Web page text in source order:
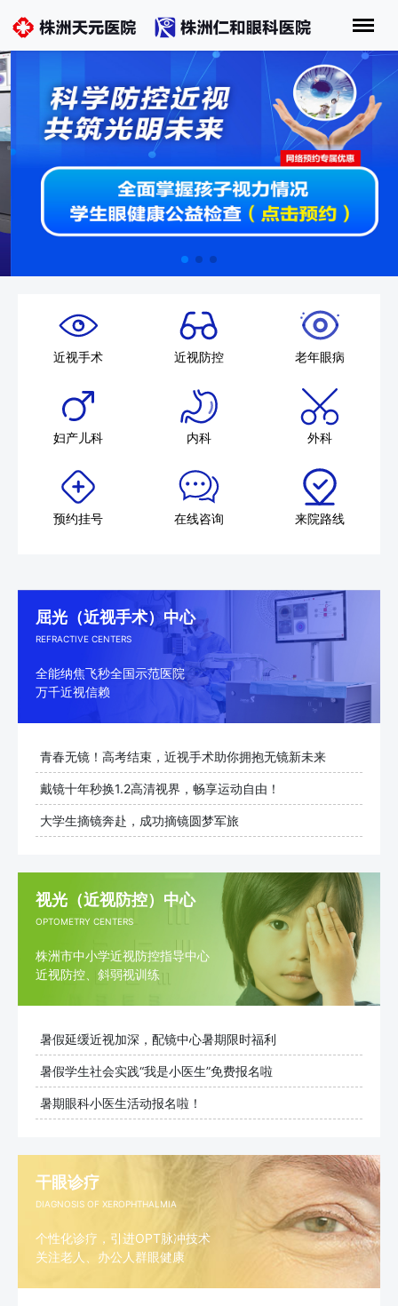
近视手术 近视防控 老年眼病
妇产儿科 内科 外科
预约挂号 在线咨询 来院路线
屈光（近视手术）中心
REFRACTIVE CENTERS
全能纳焦飞秒全国示范医院
万千近视信赖
青春无镜！高考结束，近视手术助你拥抱无镜新未来
戴镜十年秒换1.2高清视界，畅享运动自由！
大学生摘镜奔赴，成功摘镜圆梦军旅
视光（近视防控）中心
OPTOMETRY CENTERS
株洲市中小学近视防控指导中心
近视防控、斜弱视训练
暑假延缓近视加深，配镜中心暑期限时福利
暑假学生社会实践“我是小医生”免费报名啦
暑期眼科小医生活动报名啦！
干眼诊疗
DIAGNOSIS OF XEROPHTHALMIA
个性化诊疗，引进OPT脉冲技术
关注老人、办公人群眼健康